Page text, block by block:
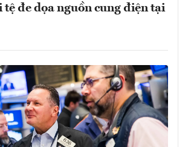
đe dọa nguồn cung điện tại